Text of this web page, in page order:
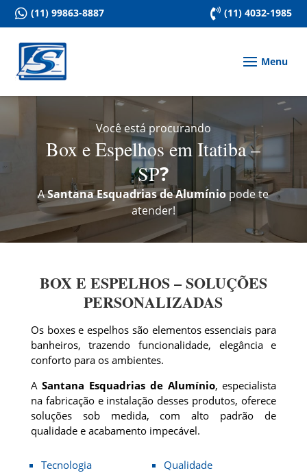
 (11) 99863-8887  (11) 4032-1985
Você está procurando
Box e Espelhos em Itatiba –
SP?
ASantana Esquadrias de Alumíniopode te
atender!
BOX E ESPELHOS – SOLUÇÕES
PERSONALIZADAS
Os boxes e espelhos são elementos essenciais para
banheiros, trazendo funcionalidade, elegância e
conforto para os ambientes.
ASantana Esquadrias de Alumínio, especialista
na fabricação e instalação desses produtos, oferece
soluções sob medida, com alto padrão de
qualidade e acabamento impecável.
Tecnologia
Qualidade